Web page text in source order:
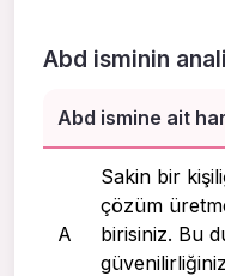
Abd isminin
Abd ismine ait
A
Sakin bir
çözüm
birisiniz. Bu